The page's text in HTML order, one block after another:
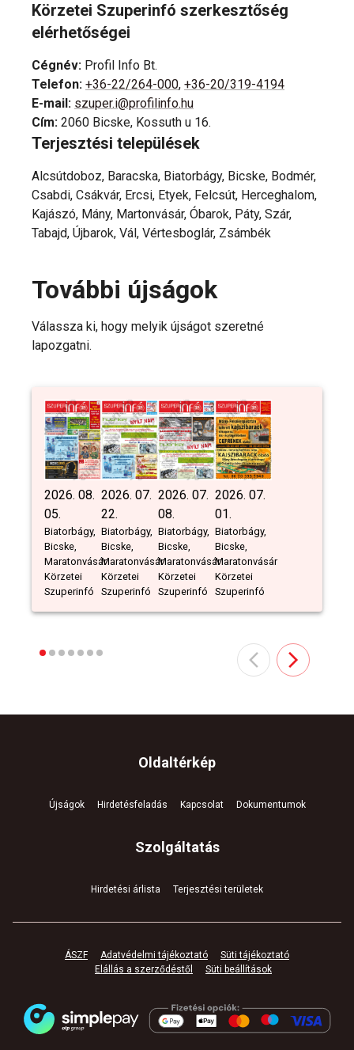
Körzetei Szuperinfó szerkesztőség
elérhetőségei
Cégnév: Profil Info Bt.
Telefon: +36-22/264-000, +36-20/319-4194
E-mail: szuper.i@profilinfo.hu
Cím: 2060 Bicske, Kossuth u 16.
Terjesztési települések
Alcsútdoboz, Baracska, Biatorbágy, Bicske, Bodmér,
Csabdi, Csákvár, Ercsi, Etyek, Felcsút, Herceghalom,
Kajászó, Mány, Martonvásár, Óbarok, Páty, Szár,
Tabajd, Újbarok, Vál, Vértesboglár, Zsámbék
További újságok
Válassza ki, hogy melyik újságot szeretné
lapozgatni.
2026. 08.
05.
Biatorbágy,
Bicske,
Maratonvásár
Körzetei
Szuperinfó
2026. 07.
22.
Biatorbágy,
Bicske,
Maratonvásár
Körzetei
Szuperinfó
2026. 07.
08.
Biatorbágy,
Bicske,
Maratonvásár
Körzetei
Szuperinfó
2026. 07.
01.
Biatorbágy,
Bicske,
Maratonvásár
Körzetei
Szuperinfó
Szolgáltatás
Hirdetési árlista Terjesztési területek
Oldaltérkép
Újságok Hirdetésfeladás Kapcsolat Dokumentumok
ÁSZF Adatvédelmi tájékoztató
Süti tájékoztató
Elállás a szerződéstől
Süti beállítások